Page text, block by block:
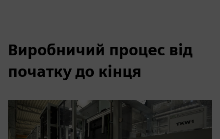
Виробничий процес від
початку до кінця